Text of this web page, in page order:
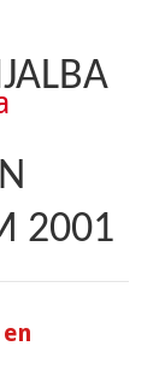
2001